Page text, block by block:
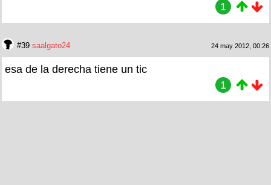
1
#39 saalgato24 24 may 2012, 00:26
esa de la derecha tiene un tic
1